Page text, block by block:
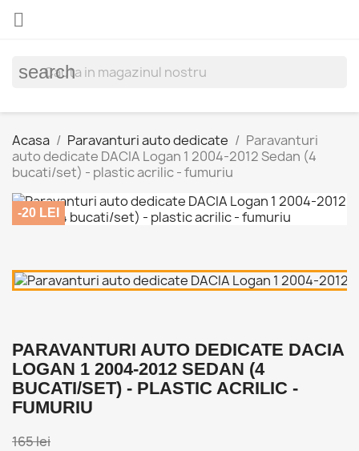

search
Acasa Paravanturi auto dedicate
Paravanturi
auto dedicate DACIA Logan 1 2004-2012 Sedan (4
bucati/set) - plastic acrilic - fumuriu
-20 LEI
PARAVANTURI AUTO DEDICATE DACIA
LOGAN 1 2004-2012 SEDAN (4
BUCATI/SET) - PLASTIC ACRILIC -
FUMURIU
165 lei